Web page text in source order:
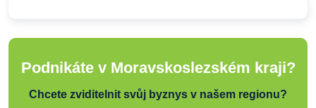
Podnikáte v Moravskoslezském kraji?
Chcete zviditelnit svůj byznys v našem regionu?